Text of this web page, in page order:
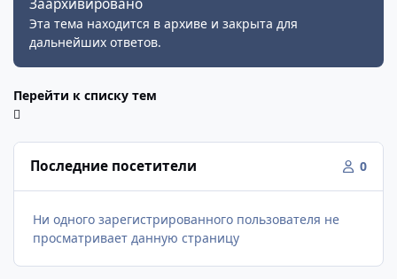
Заархивировано
Эта тема находится в архиве и закрыта для
дальнейших ответов.
Перейти к списку тем
Последние посетители 0
Ни одного зарегистрированного пользователя не
просматривает данную страницу